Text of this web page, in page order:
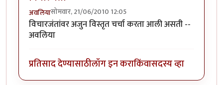
अवलियासोमवार, 21/06/2010 12:05
विचारजंतांवर अजुन विस्तृत चर्चा करता आली असती --
अवलिया
प्रतिसाद देण्यासाठीलॉग इन कराकिंवासदस्य व्हा